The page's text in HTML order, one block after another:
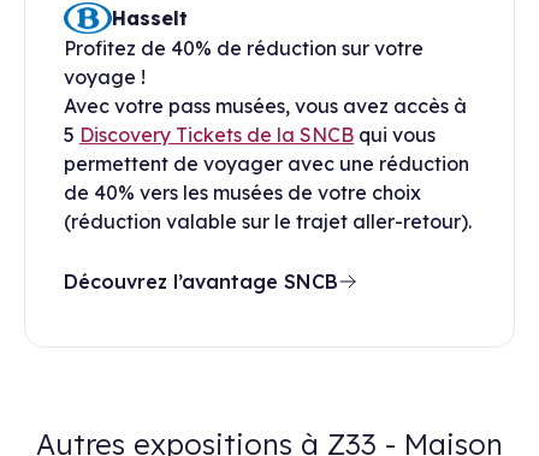
Hasselt
Profitez de 40% de réduction sur votre
voyage !
Avec votre pass musées, vous avez accès à
5 Discovery Tickets de la SNCB qui vous
permettent de voyager avec une réduction
de 40% vers les musées de votre choix
(réduction valable sur le trajet aller-retour).
Découvrez l’avantage SNCB
Autres expositions à Z33 - Maison